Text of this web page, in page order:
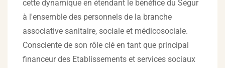
cette dynamique en étendant le bénéfice du Ségur
à l'ensemble des personnels de la branche
associative sanitaire, sociale et médicosociale.
Consciente de son rôle clé en tant que principal
financeur des Etablissements et services sociaux